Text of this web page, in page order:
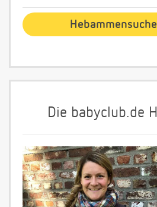
Die babyclub.de